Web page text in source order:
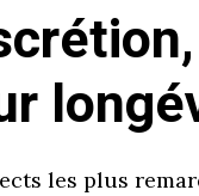
les plus